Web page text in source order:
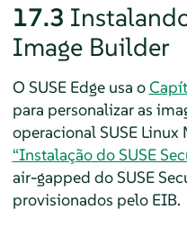
17.3
Image Builder
O SUSE Edge usa o
para personalizar as
operacional SUSE Linux
“Instalação do SUSE
air-gapped do SUSE
provisionados pelo EIB.